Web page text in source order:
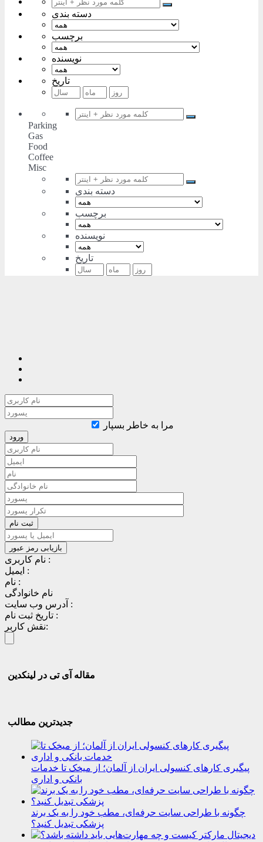
دسته بندی
برچسب
نویسنده
تاریخ
Parking
Gas
Food
Coffee
Misc
دسته بندی
برچسب
نویسنده
تاریخ
مرا به خاطر بسپار
نام کاربری :
ایمیل :
نام :
نام خانوادگی
آدرس وب سایت :
تاریخ ثبت نام :
نقش کاربر:
مقاله آی تی در لینکدین
جدیدترین مطالب
پیگیری کارهای کنسولی ایران از آلمان؛ از میخک تا خدمات
بانکی و اداری
چگونه با طراحی سایت حرفه‌ای، مطب خود را به یک برند
پزشکی تبدیل کنید؟